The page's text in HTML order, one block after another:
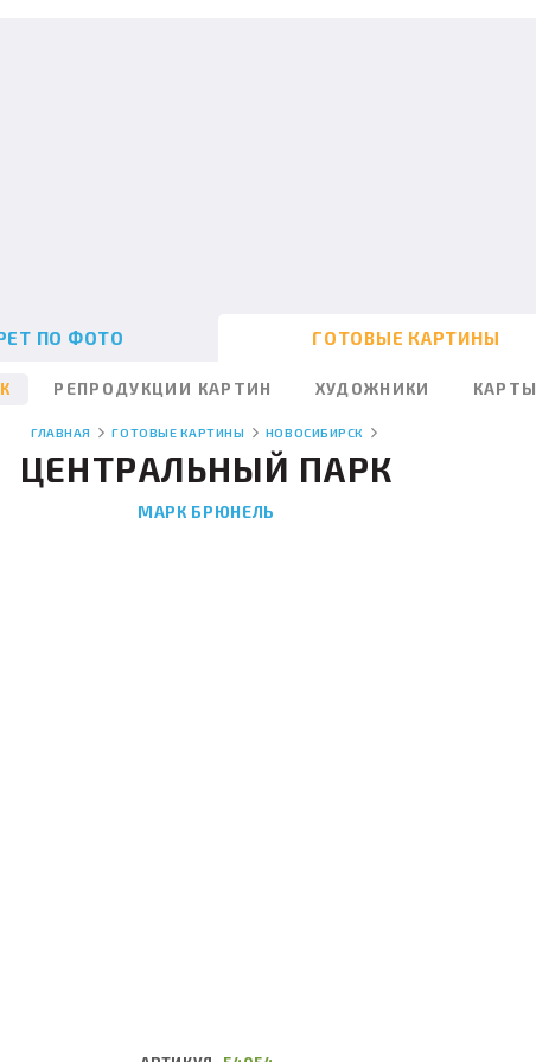
ПО ФОТО ГОТОВЫЕ КАРТИНЫ
РЕПРОДУКЦИИ КАРТИН ХУДОЖНИКИ КАРТЫ
ГЛАВНАЯ ГОТОВЫЕ КАРТИНЫ НОВОСИБИРСК
ЦЕНТРАЛЬНЫЙ ПАРК
МАРК БРЮНЕЛЬ